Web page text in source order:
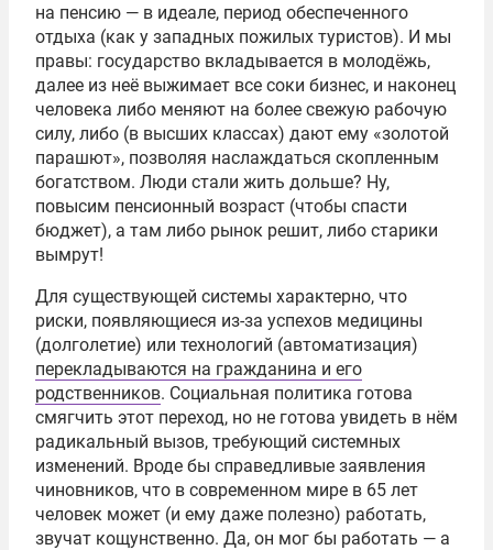
на пенсию — в идеале, период обеспеченного
отдыха (как у западных пожилых туристов). И мы
правы: государство вкладывается в молодёжь,
далее из неё выжимает все соки бизнес, и наконец
человека либо меняют на более свежую рабочую
силу, либо (в высших классах) дают ему «золотой
парашют», позволяя наслаждаться скопленным
богатством. Люди стали жить дольше? Ну,
повысим пенсионный возраст (чтобы спасти
бюджет), а там либо рынок решит, либо старики
вымрут!
Для существующей системы характерно, что
риски, появляющиеся из-за успехов медицины
(долголетие) или технологий (автоматизация)
перекладываются на гражданина и его
родственников. Социальная политика готова
смягчить этот переход, но не готова увидеть в нём
радикальный вызов, требующий системных
изменений. Вроде бы справедливые заявления
чиновников, что в современном мире в 65 лет
человек может (и ему даже полезно) работать,
звучат кощунственно. Да, он мог бы работать — а